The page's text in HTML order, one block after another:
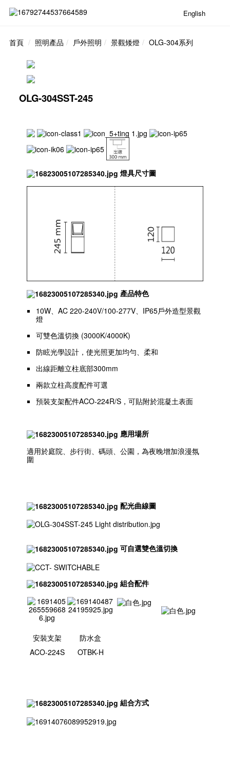
English
首頁 照明產品 戶外照明 景觀矮燈 OLG-304系列
OLG-304SST-245
燈具尺寸圖
產品特色
10W、AC 220-240V/100-277V、IP65戶外造型景觀
燈
可雙色溫切換 (3000K/4000K)
防眩光學設計，使光照更加均勻、柔和
出線距離立柱底部300mm
兩款立柱高度配件可選
預裝支架配件ACO-224R/S，可貼附於混凝土表面
應用場所
適用於庭院、步行街、碼頭、公園，為夜晚增加浪漫氛
圍
配光曲線圖
可自選雙色溫切換
組合配件
安裝支架
ACO-224S
防水盒
OTBK-H
組合方式